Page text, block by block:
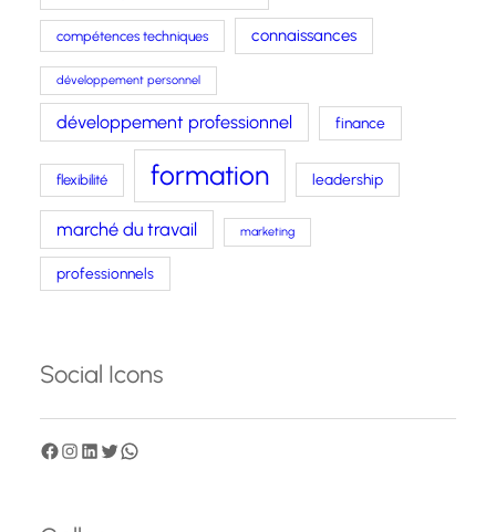
compétences techniques connaissances
développement personnel
développement professionnel finance
flexibilité formation leadership
marché du travail marketing
professionnels
Social Icons
F
c
I
s
L
n
T
i
W